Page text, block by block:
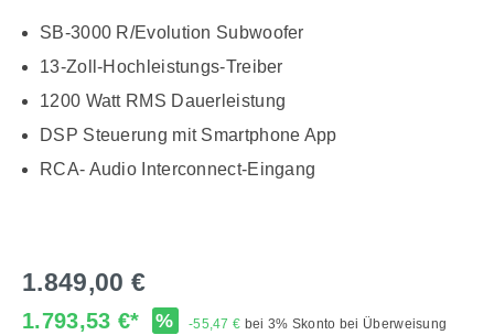
SB-3000 R/Evolution Subwoofer
13-Zoll-Hochleistungs-Treiber
1200 Watt RMS Dauerleistung
DSP Steuerung mit Smartphone App
RCA- Audio Interconnect-Eingang
1.849,00 €
1.793,53 €* % -55,47 € bei 3% Skonto bei Überweisung